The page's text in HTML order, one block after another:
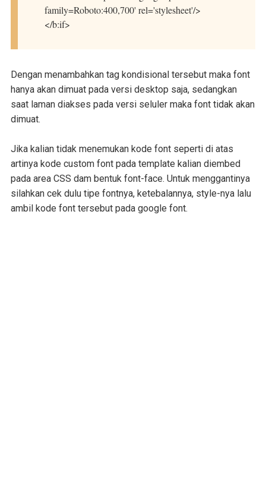
family=Roboto:400,700' rel='stylesheet'/>
</b:if>
Dengan menambahkan tag kondisional tersebut maka font
hanya akan dimuat pada versi desktop saja, sedangkan
saat laman diakses pada versi seluler maka font tidak akan
dimuat.
Jika kalian tidak menemukan kode font seperti di atas
artinya kode custom font pada template kalian diembed
pada area CSS dam bentuk font-face. Untuk menggantinya
silahkan cek dulu tipe fontnya, ketebalannya, style-nya lalu
ambil kode font tersebut pada google font.